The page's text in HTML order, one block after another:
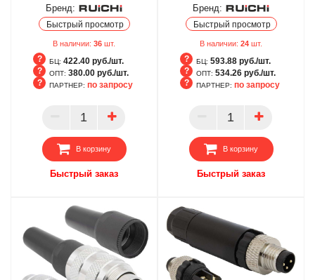
Бренд:
Быстрый просмотр
В наличии: 36 шт.
БЦ: 422.40 руб./шт.
ОПТ: 380.00 руб./шт.
ПАРТНЕР
ПАРТНЕР: по запросу
В корзину
Быстрый заказ
Бренд:
Быстрый просмотр
В наличии: 24 шт.
БЦ: 593.88 руб./шт.
ОПТ: 534.26 руб./шт.
ПАРТНЕР
ПАРТНЕР: по запросу
В корзину
Быстрый заказ